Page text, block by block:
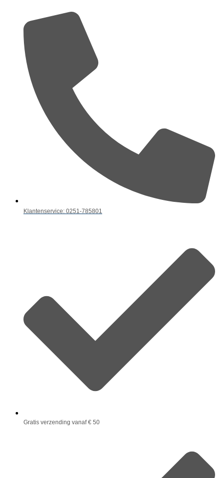
Klantenservice: 0251-785801
Gratis verzending vanaf € 50